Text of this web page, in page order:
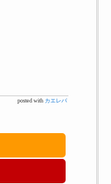
posted with カエレバ